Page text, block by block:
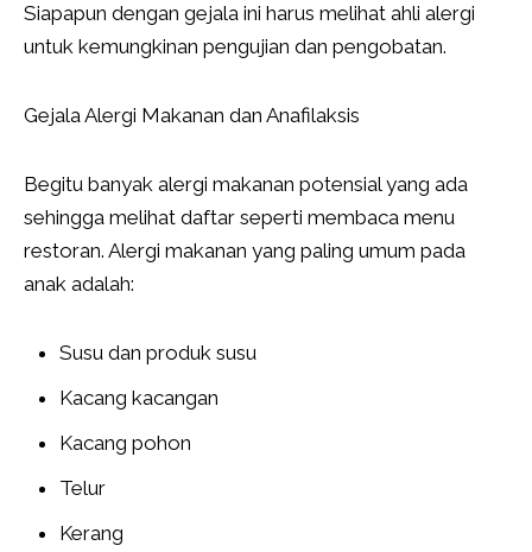
Siapapun dengan gejala ini harus melihat ahli alergi
untuk kemungkinan pengujian dan pengobatan.
Gejala Alergi Makanan dan Anafilaksis
Begitu banyak alergi makanan potensial yang ada
sehingga melihat daftar seperti membaca menu
restoran. Alergi makanan yang paling umum pada
anak adalah:
Susu dan produk susu
Kacang kacangan
Kacang pohon
Telur
Kerang